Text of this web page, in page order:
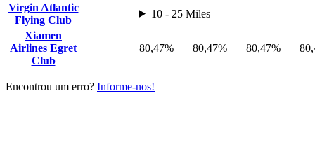
Virgin Atlantic
Flying Club
10 - 25 Miles
Xiamen
Airlines Egret
Club
80,47% 80,47% 80,47%
Encontrou um erro? Informe-nos!